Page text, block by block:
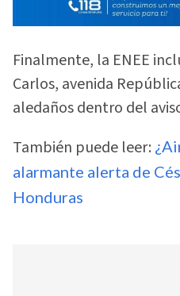
Finalmente, la ENEE
Carlos, avenida
aledaños dentro del
También puede leer:
alarmante alerta de
Honduras